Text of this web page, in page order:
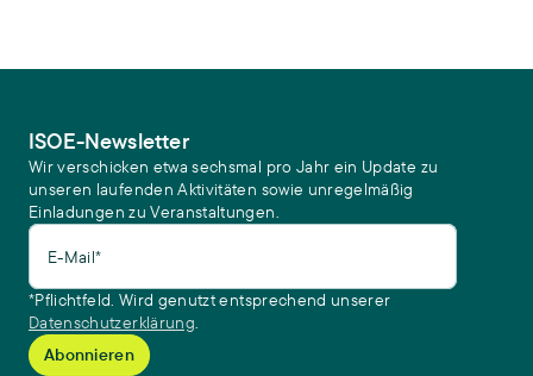
ISOE-Newsletter
Wir verschicken etwa sechsmal pro Jahr ein Update zu
unseren laufenden Aktivitäten sowie unregelmäßig
Einladungen zu Veranstaltungen.
E-Mail*
*Pflichtfeld. Wird genutzt entsprechend unserer
Datenschutzerklärung.